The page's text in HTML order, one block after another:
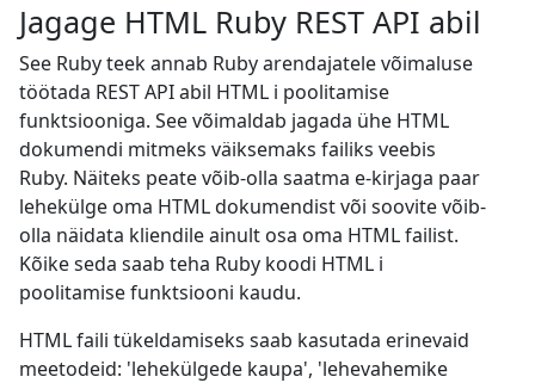
Jagage HTML Ruby REST API abil
See Ruby teek annab Ruby arendajatele võimaluse
töötada REST API abil HTML i poolitamise
funktsiooniga. See võimaldab jagada ühe HTML
dokumendi mitmeks väiksemaks failiks veebis
Ruby. Näiteks peate võib-olla saatma e-kirjaga paar
lehekülge oma HTML dokumendist või soovite võib-
olla näidata kliendile ainult osa oma HTML failist.
Kõike seda saab teha Ruby koodi HTML i
poolitamise funktsiooni kaudu.
HTML faili tükeldamiseks saab kasutada erinevaid
meetodeid: 'lehekülgede kaupa', 'lehevahemike